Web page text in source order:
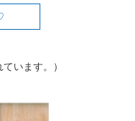
います。）